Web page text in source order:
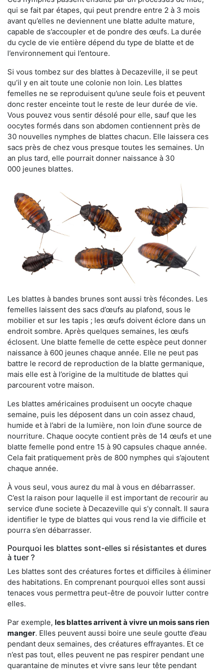
qui se fait par étapes, qui peut prendre entre 2 à 3 mois
avant qu’elles ne deviennent une blatte adulte mature,
capable de s’accoupler et de pondre des œufs. La durée
du cycle de vie entière dépend du type de blatte et de
l’environnement qui l’entoure.
Si vous tombez sur des blattes à Decazeville, il se peut
qu’il y en ait toute une colonie non loin. Les blattes
femelles ne se reproduisent qu’une seule fois et peuvent
donc rester enceinte tout le reste de leur durée de vie.
Vous pouvez vous sentir désolé pour elle, sauf que les
oocytes formés dans son abdomen contiennent près de
30 nouvelles nymphes de blattes chacun. Elle laissera ces
sacs près de chez vous presque toutes les semaines. Un
an plus tard, elle pourrait donner naissance à 30
000 jeunes blattes.
Les blattes à bandes brunes sont aussi très fécondes. Les
femelles laissent des sacs d’œufs au plafond, sous le
mobilier et sur les tapis ; les œufs doivent éclore dans un
endroit sombre. Après quelques semaines, les œufs
éclosent. Une blatte femelle de cette espèce peut donner
naissance à 600 jeunes chaque année. Elle ne peut pas
battre le record de reproduction de la blatte germanique,
mais elle est à l’origine de la multitude de blattes qui
parcourent votre maison.
Les blattes américaines produisent un oocyte chaque
semaine, puis les déposent dans un coin assez chaud,
humide et à l’abri de la lumière, non loin d’une source de
nourriture. Chaque oocyte contient près de 14 œufs et une
blatte femelle pond entre 15 à 90 capsules chaque année.
Cela fait pratiquement près de 800 nymphes qui s’ajoutent
chaque année.
À vous seul, vous aurez du mal à vous en débarrasser.
C’est la raison pour laquelle il est important de recourir au
service d’une societe à Decazeville qui s’y connaît. Il saura
identifier le type de blattes qui vous rend la vie difficile et
pourra s’en débarrasser.
Pourquoi les blattes sont-elles si résistantes et dures
à tuer ?
Les blattes sont des créatures fortes et difficiles à éliminer
des habitations. En comprenant pourquoi elles sont aussi
tenaces vous permettra peut-être de pouvoir lutter contre
elles.
Par exemple, les blattes arrivent à vivre un mois sans rien
manger. Elles peuvent aussi boire une seule goutte d’eau
pendant deux semaines, des créatures effrayantes. Et ce
n’est pas tout, elles peuvent ne pas respirer pendant une
quarantaine de minutes et vivre sans leur tête pendant